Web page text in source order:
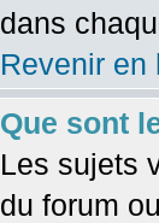
dans
Revenir en
Que sont
Les sujets
du forum